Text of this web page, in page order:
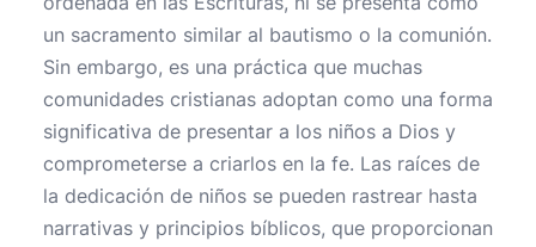
un sacramento similar al bautismo o la comunión.
Sin embargo, es una práctica que muchas
comunidades cristianas adoptan como una forma
significativa de presentar a los niños a Dios y
comprometerse a criarlos en la fe. Las raíces de
la dedicación de niños se pueden rastrear hasta
narrativas y principios bíblicos, que proporcionan